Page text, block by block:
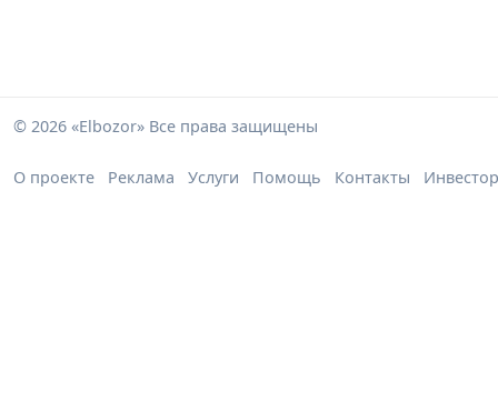
© 2026 «Elbozor» Все права защищены
О проекте Реклама Услуги Помощь Контакты